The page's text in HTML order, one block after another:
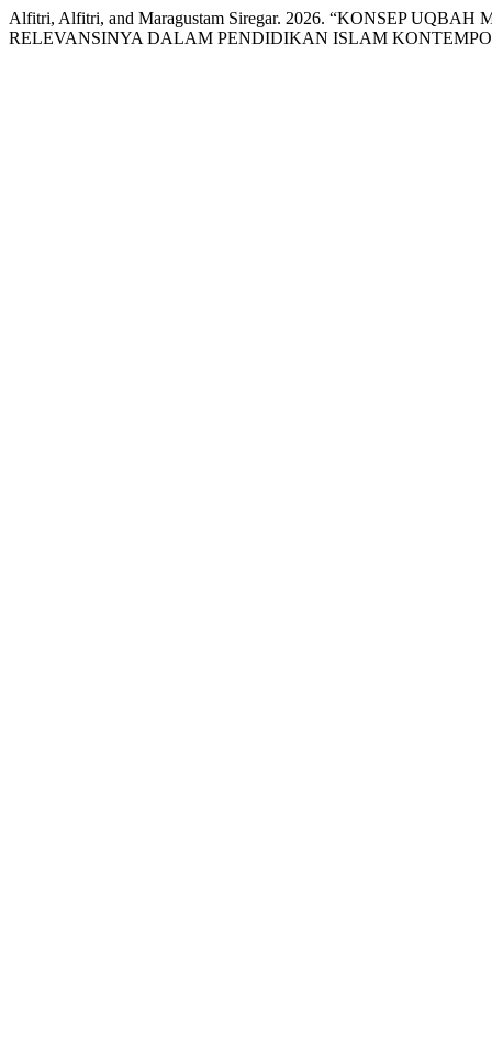
Alfitri, Alfitri, and Maragustam Siregar. 2026. “KONSEP
RELEVANSINYA DALAM PENDIDIKAN ISLAM